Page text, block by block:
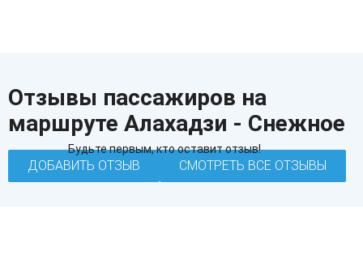
Отзывы пассажиров на
маршруте Алахадзи - Снежное
Будьте первым, кто оставит отзыв!
ДОБАВИТЬ ОТЗЫВ СМОТРЕТЬ ВСЕ ОТЗЫВЫ